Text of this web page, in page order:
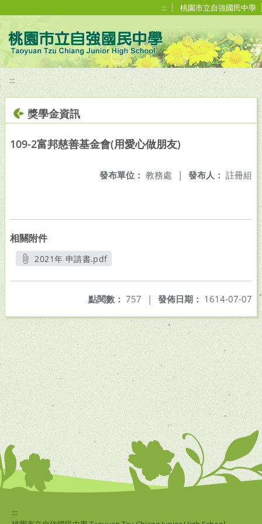
::: 桃園市立自強國民中學
:::
獎學金資訊
109-2富邦慈善基金會(用愛心做朋友)
發布人： 註冊組
發布單位： 教務處 |
相關附件
2021年 申請書.pdf
發佈日期： 1614-07-07
點閱數： 757 |
:::